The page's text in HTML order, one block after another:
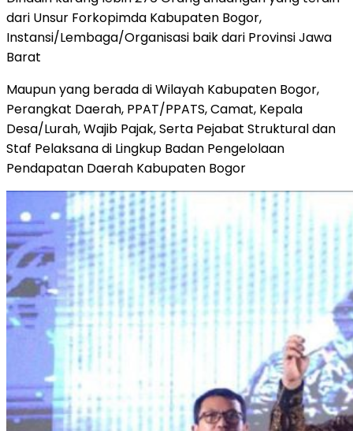
dari Unsur Forkopimda Kabupaten Bogor,
Instansi/Lembaga/Organisasi baik dari Provinsi Jawa
Barat
Maupun yang berada di Wilayah Kabupaten Bogor,
Perangkat Daerah, PPAT/PPATS, Camat, Kepala
Desa/Lurah, Wajib Pajak, Serta Pejabat Struktural dan
Staf Pelaksana di Lingkup Badan Pengelolaan
Pendapatan Daerah Kabupaten Bogor